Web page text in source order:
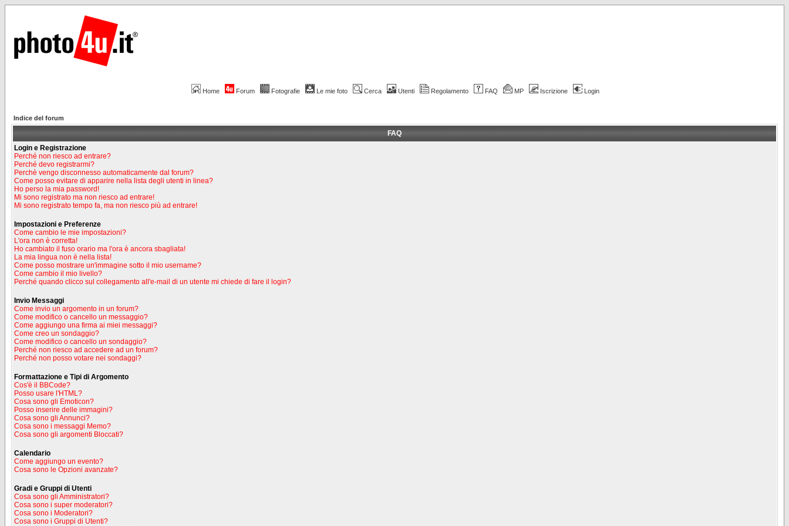
Home Forum Fotografie Le mie foto Cerca Utenti Regolamento FAQ MP Iscrizione Login
Indice del forum
FAQ
Login e Registrazione
Perché non riesco ad entrare?
Perché devo registrarmi?
Perchè vengo disconnesso automaticamente dal forum?
Come posso evitare di apparire nella lista degli utenti in linea?
Ho perso la mia password!
Mi sono registrato ma non riesco ad entrare!
Mi sono registrato tempo fa, ma non riesco più ad entrare!
Impostazioni e Preferenze
Come cambio le mie impostazioni?
L'ora non è corretta!
Ho cambiato il fuso orario ma l'ora è ancora sbagliata!
La mia lingua non è nella lista!
Come posso mostrare un'immagine sotto il mio username?
Come cambio il mio livello?
Perché quando clicco sul collegamento all'e-mail di un utente mi chiede di fare il login?
Invio Messaggi
Come invio un argomento in un forum?
Come modifico o cancello un messaggio?
Come aggiungo una firma ai miei messaggi?
Come creo un sondaggio?
Come modifico o cancello un sondaggio?
Perché non riesco ad accedere ad un forum?
Perché non posso votare nei sondaggi?
Formattazione e Tipi di Argomento
Cos'è il BBCode?
Posso usare l'HTML?
Cosa sono gli Emoticon?
Posso inserire delle immagini?
Cosa sono gli Annunci?
Cosa sono i messaggi Memo?
Cosa sono gli argomenti Bloccati?
Calendario
Come aggiungo un evento?
Cosa sono le Opzioni avanzate?
Gradi e Gruppi di Utenti
Cosa sono gli Amministratori?
Cosa sono i super moderatori?
Cosa sono i Moderatori?
Cosa sono i Gruppi di Utenti?